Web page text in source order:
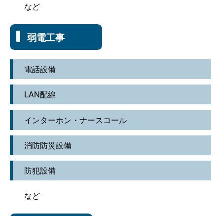
など
弱電工事
電話設備
LAN配線
インターホン・ナースコール
消防防災設備
防犯設備
など